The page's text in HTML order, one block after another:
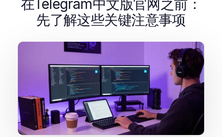
在Telegram中文版官网之前：
先了解这些关键注意事项